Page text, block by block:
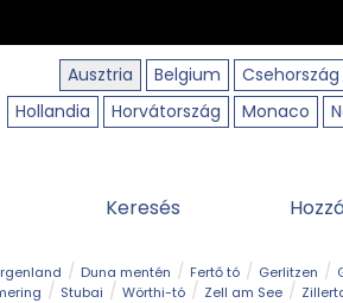
Ausztria
Belgium Csehország
Hollandia
Horvátország Monaco
Keresés
Duna mentén Fertő tó Gerlitzen
Stubai Wörthi-tó Zell am See